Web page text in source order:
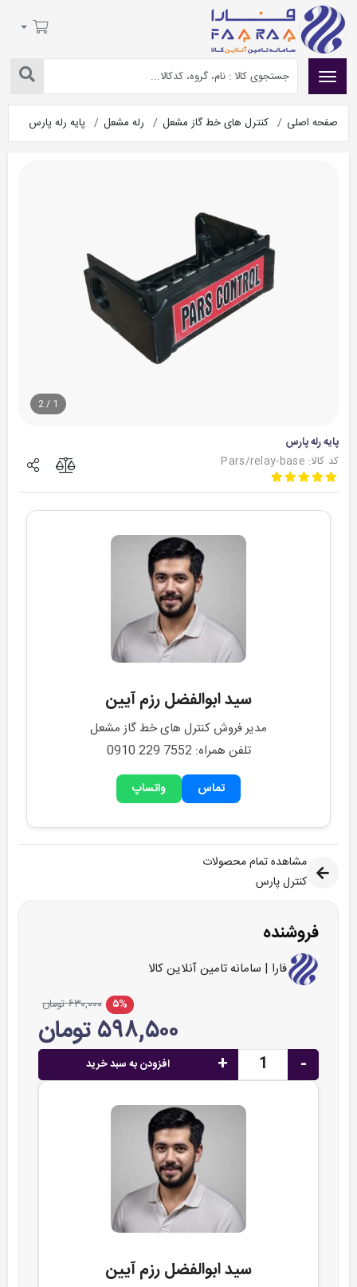
صفحه اصلی کنترل های خط گاز مشعل رله مشعل پایه رله پارس
1
/
2
پایه رله پارس
کد کالا: Pars/relay-base
سید ابوالفضل رزم آیین
مدیر فروش کنترل های خط گاز مشعل
تلفن همراه: 0910 229 7552
تماس واتساپ
مشاهده تمام محصولات
کنترل پارس
فروشنده
فارا | سامانه تامین آنلاین کالا
۶۳۰,۰۰۰ تومان ۵%
۵۹۸,۵۰۰ تومان
-
+ افزودن به سبد خرید
سید ابوالفضل رزم آیین